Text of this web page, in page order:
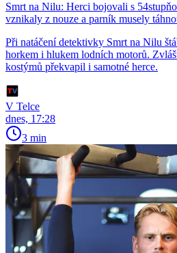
Smrt na Nilu: Herci bojovali s
vznikaly z nouze a parník musely
Při natáčení detektivky Smrt na Nilu
horkem i hlukem lodních motorů.
kostýmů překvapil i samotné herce.
V Telce
dnes, 17:28
3 min